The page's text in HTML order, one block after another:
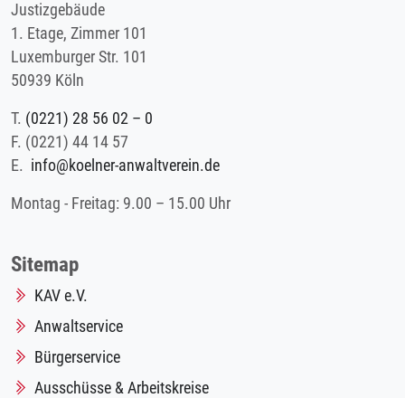
Justizgebäude
1. Etage, Zimmer 101
Luxemburger Str. 101
50939 Köln
T. (0221) 28 56 02 – 0
F. (0221) 44 14 57
E. info@koelner-anwaltverein.de
Montag - Freitag: 9.00 – 15.00 Uhr
Sitemap
KAV e.V.
Anwaltservice
Bürgerservice
Ausschüsse & Arbeitskreise